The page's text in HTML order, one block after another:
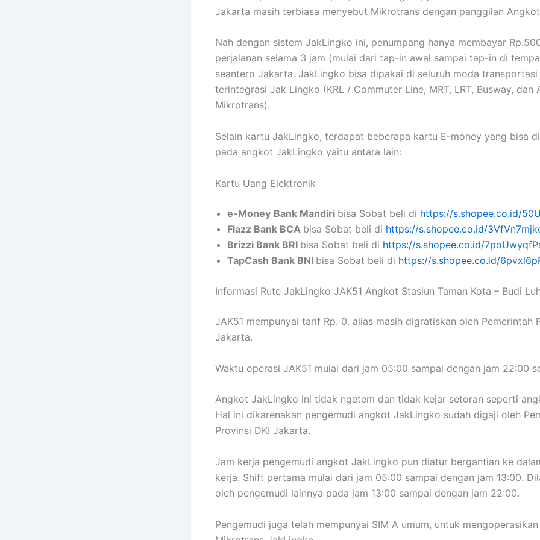
Jakarta masih terbiasa menyebut Mikrotrans dengan panggilan
Nah dengan sistem JakLingko ini, penumpang hanya membayar
perjalanan selama 3 jam (mulai dari tap-in awal sampai tap-in di
seantero Jakarta. JakLingko bisa dipakai di seluruh moda
terintegrasi Jak Lingko (KRL / Commuter Line, MRT, LRT, Busway, dan
Mikrotrans).
Selain kartu JakLingko, terdapat beberapa kartu E-money yang bisa
pada angkot JakLingko yaitu antara lain:
Kartu Uang Elektronik
e-Money Bank Mandiri bisa Sobat beli di https://s.shopee.co.id/
Flazz Bank BCA bisa Sobat beli di https://s.shopee.co.id/
Brizzi Bank BRI bisa Sobat beli di https://s.shopee.co.id/
TapCash Bank BNI bisa Sobat beli di https://s.shopee.co.id/
Informasi Rute JakLingko JAK51 Angkot Stasiun Taman Kota – Budi
JAK51 mempunyai tarif Rp. 0. alias masih digratiskan oleh Pemerintah
Jakarta.
Waktu operasi JAK51 mulai dari jam 05:00 sampai dengan jam 22:00
Angkot JakLingko ini tidak ngetem dan tidak kejar setoran seperti
Hal ini dikarenakan pengemudi angkot JakLingko sudah digaji oleh
Provinsi DKI Jakarta.
Jam kerja pengemudi angkot JakLingko pun diatur bergantian ke
kerja. Shift pertama mulai dari jam 05:00 sampai dengan jam 13:00.
oleh pengemudi lainnya pada jam 13:00 sampai dengan jam 22:00.
Pengemudi juga telah mempunyai SIM A umum, untuk